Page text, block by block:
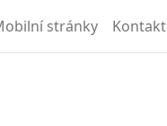
stránky Kontakt